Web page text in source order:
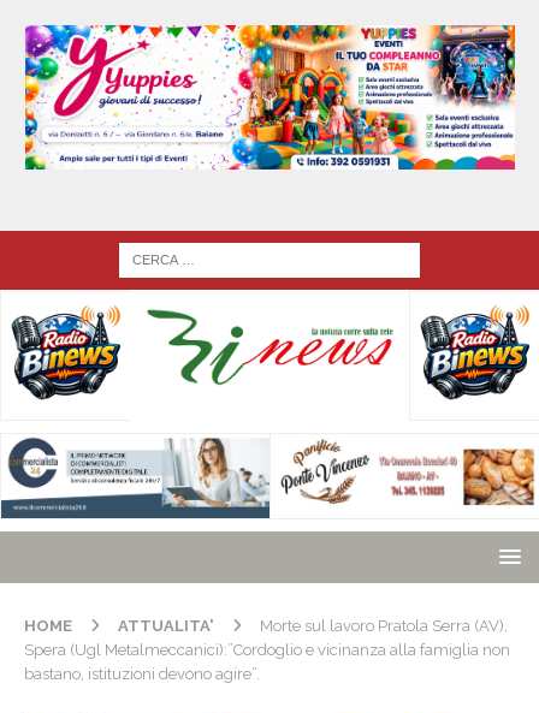
HOME ATTUALITA'
Morte sul lavoro Pratola Serra (AV),
Spera (Ugl Metalmeccanici):”Cordoglio e vicinanza alla famiglia non
bastano, istituzioni devono agire”.